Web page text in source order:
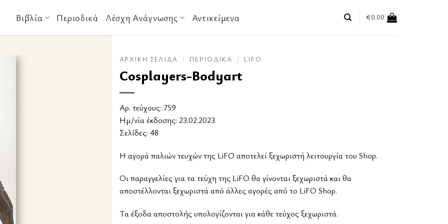
Βιβλία Περιοδικά Λέσχη Ανάγνωσης Αντικείμενα €0.00
ΑΡΧΙΚΉ ΣΕΛΊΔΑ / ΠΕΡΙΟΔΙΚΆ / LIFO
Cosplayers-Bodyart
Αρ. τεύχους: 759
Ημ/νία έκδοσης: 23.02.2023
Σελίδες: 48
Η αγορά παλιών τευχών της LiFO αποτελεί ξεχωριστή λειτουργία του Shop.
Οι παραγγελίες για τα τεύχη της LiFO θα γίνονται ξεχωριστά και θα
αποστέλλονται ξεχωριστά από άλλες αγορές από το LiFO Shop.
Tα έξοδα αποστολής υπολογίζονται για κάθε τεύχος ξεχωριστά.